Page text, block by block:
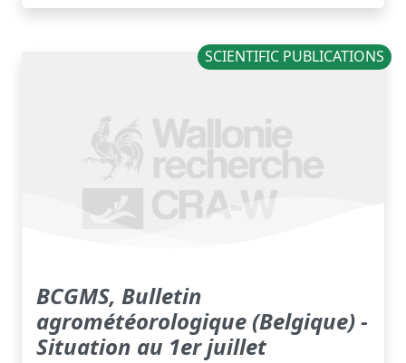
SCIENTIFIC PUBLICATIONS
BCGMS, Bulletin
agrométéorologique (Belgique) -
Situation au 1er juillet